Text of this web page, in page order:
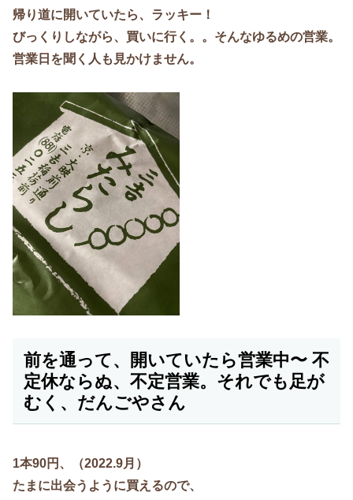
帰り道に開いていたら、ラッキー！
びっくりしながら、買いに行く。。そんなゆるめの営業。
営業日を聞く人も見かけません。
前を通って、開いていたら営業中〜 不
定休ならぬ、不定営業。それでも足が
むく、だんごやさん
1本90円、（2022.9月）
たまに出会うように買えるので、